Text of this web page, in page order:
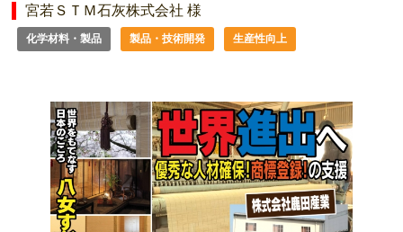
宮若ＳＴＭ石灰株式会社 様
化学材料・製品 製品・技術開発 生産性向上